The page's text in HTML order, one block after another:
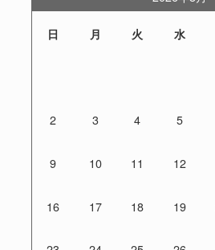
日 月 火 水
2 3 4 5
9 10 11 12
16 17 18 19